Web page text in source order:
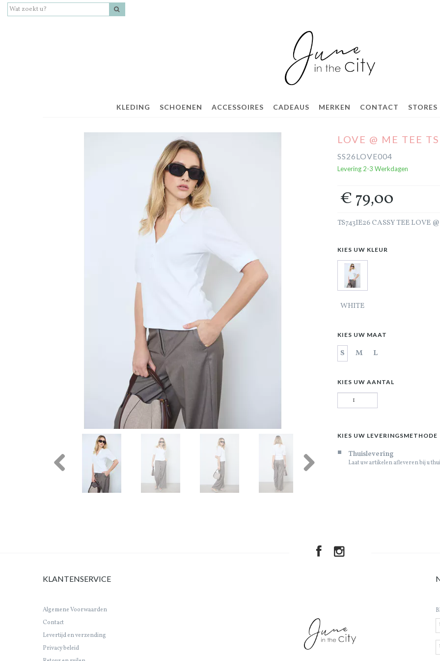
KLEDING SCHOENEN ACCESSOIRES CADEAUS MERKEN CONTACT STORES
LOVE @ ME TEE
SS26LOVE004
Levering 2-3 Werkdagen
€ 79,00
TS743IE26 CASSY TEE LOVE
KIES UW KLEUR
WHITE
KIES UW MAAT
S M L
KIES UW AANTAL
KIES UW LEVERINGSMETHODE
Thuislevering
Laat uw artikelen afleveren bij u
KLANTENSERVICE
Algemene Voorwaarden
Contact
Levertijd en verzending
Privacy beleid